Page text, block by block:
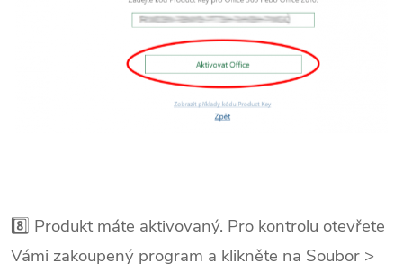
8️⃣ Produkt máte aktivovaný. Pro kontrolu otevřete
Vámi zakoupený program a klikněte na Soubor >